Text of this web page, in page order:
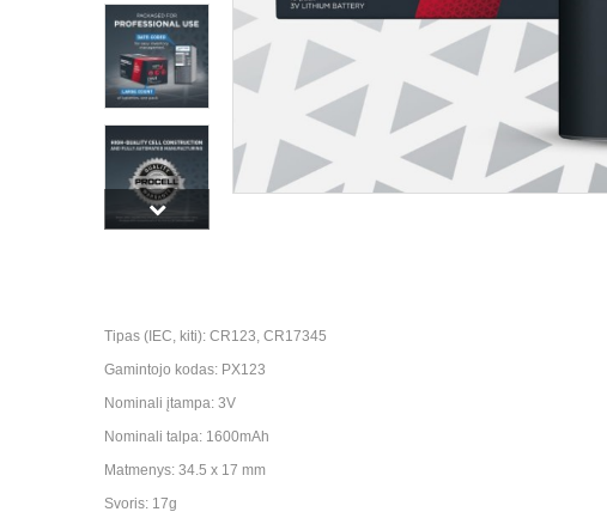
Tipas (IEC, kiti): CR123, CR17345
Gamintojo kodas: PX123
Nominali įtampa: 3V
Nominali talpa: 1600mAh
Matmenys: 34.5 x 17 mm
Svoris: 17g